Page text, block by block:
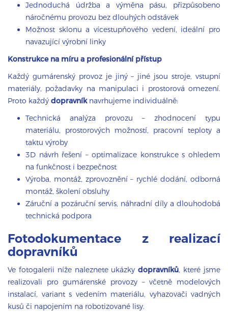
Jednoduchá údržba a výměna pásu, přizpůsobeno
náročnému provozu bez dlouhých odstávek
Možnost sklonu a vícestupňového vedení, ideální pro
navazující výrobní linky
Konstrukce na míru a profesionální přístup
Každý gumárenský provoz je jiný – jiné jsou stroje, vstupní
materiály, požadavky na manipulaci i prostorová omezení.
Proto každý dopravníknavrhujeme individuálně:
Technická analýza provozu – zhodnocení typu
materiálu, prostorových možností, pracovní teploty a
taktu výroby
3D návrh řešení – optimalizace konstrukce s ohledem
na funkčnost i bezpečnost
Výroba, montáž, zprovoznění – rychlé dodání, odborná
montáž, školení obsluhy
Záruční a pozáruční servis, náhradní díly a dlouhodobá
technická podpora
Fotodokumentace z realizací
dopravníků
Ve fotogalerii níže naleznete ukázkydopravníků, které jsme
realizovali pro gumárenské provozy – včetně modelových
instalací, variant s vedením materiálu, vyhazovači vadných
kusů či napojením na robotizované lisy.